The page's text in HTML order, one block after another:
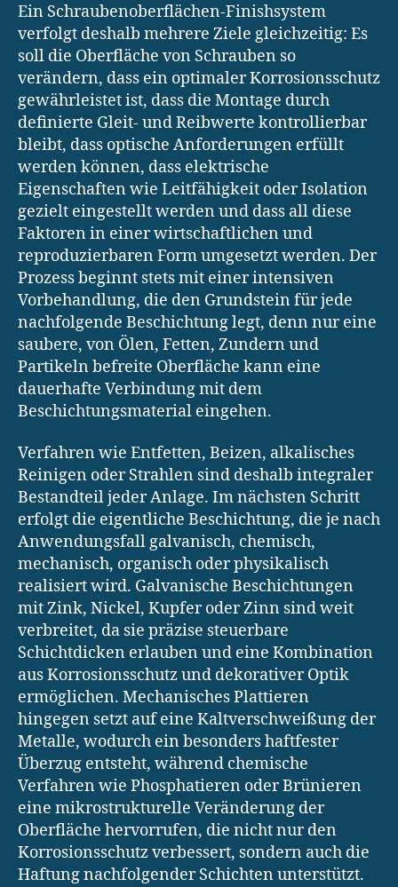
Ein Schraubenoberflächen-Finishsystem
verfolgt deshalb mehrere Ziele gleichzeitig: Es
soll die Oberfläche von Schrauben so
verändern, dass ein optimaler Korrosionsschutz
gewährleistet ist, dass die Montage durch
definierte Gleit- und Reibwerte kontrollierbar
bleibt, dass optische Anforderungen erfüllt
werden können, dass elektrische
Eigenschaften wie Leitfähigkeit oder Isolation
gezielt eingestellt werden und dass all diese
Faktoren in einer wirtschaftlichen und
reproduzierbaren Form umgesetzt werden. Der
Prozess beginnt stets mit einer intensiven
Vorbehandlung, die den Grundstein für jede
nachfolgende Beschichtung legt, denn nur eine
saubere, von Ölen, Fetten, Zundern und
Partikeln befreite Oberfläche kann eine
dauerhafte Verbindung mit dem
Beschichtungsmaterial eingehen.
Verfahren wie Entfetten, Beizen, alkalisches
Reinigen oder Strahlen sind deshalb integraler
Bestandteil jeder Anlage. Im nächsten Schritt
erfolgt die eigentliche Beschichtung, die je nach
Anwendungsfall galvanisch, chemisch,
mechanisch, organisch oder physikalisch
realisiert wird. Galvanische Beschichtungen
mit Zink, Nickel, Kupfer oder Zinn sind weit
verbreitet, da sie präzise steuerbare
Schichtdicken erlauben und eine Kombination
aus Korrosionsschutz und dekorativer Optik
ermöglichen. Mechanisches Plattieren
hingegen setzt auf eine Kaltverschweißung der
Metalle, wodurch ein besonders haftfester
Überzug entsteht, während chemische
Verfahren wie Phosphatieren oder Brünieren
eine mikrostrukturelle Veränderung der
Oberfläche hervorrufen, die nicht nur den
Korrosionsschutz verbessert, sondern auch die
Haftung nachfolgender Schichten unterstützt.